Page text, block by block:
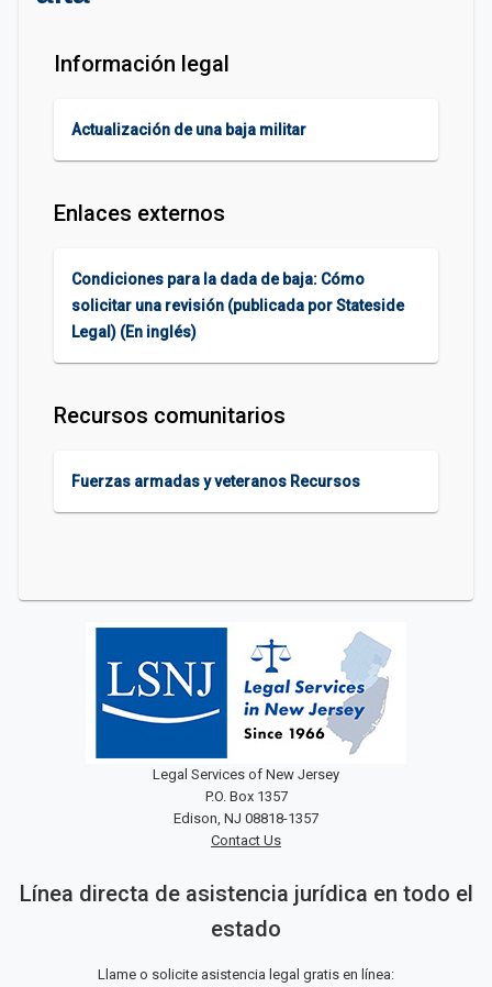
Información legal
Actualización de una baja militar
Enlaces externos
Condiciones para la dada de baja: Cómo
solicitar una revisión (publicada por Stateside
Legal) (En inglés)
Recursos comunitarios
Fuerzas armadas y veteranos Recursos
Legal Services of New Jersey
P.O. Box 1357
Edison, NJ 08818-1357
Contact Us
Línea directa de asistencia jurídica en todo el
estado
Llame o solicite asistencia legal gratis en línea: